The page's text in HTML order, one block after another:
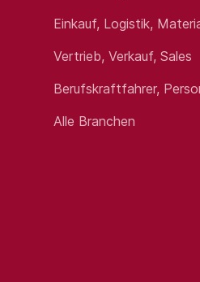
Einkauf, Logistik,
Vertrieb, Verkauf, Sales
Berufskraftfahrer,
Alle Branchen